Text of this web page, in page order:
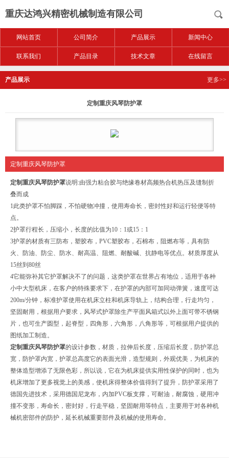
重庆达鸿兴精密机械制造有限公司
网站首页 公司简介 产品展示 新闻中心
联系我们 产品目录 技术文章 在线留言
产品展示 更多>>
定制重庆风琴防护罩
定制重庆风琴防护罩
定制重庆风琴防护罩说明:由强力粘合胶与绝缘卷材高频热合机热压及缝制折
叠而成
1此类护罩不怕脚踩，不怕硬物冲撞，使用寿命长，密封性好和运行轻便等特
点。
2护罩行程长，压缩小，长度的比值为10：1或15：1
3护罩的材质有三防布，塑胶布，PVC塑胶布，石棉布，阻燃布等，具有防
火、防油、防尘、防水、耐高温、阻燃、耐酸碱、抗静电等优点。材质厚度从
15丝到80丝
4它能弥补其它护罩解决不了的问题，这类护罩在世界占有地位，适用于各种
小中大型机床，在客户的特殊要求下，在护罩的内部可加同动弹簧，速度可达
200m/分钟，标准护罩使用在机床立柱和机床导轨上，结构合理，行走均匀，
坚固耐用，根据用户要求，风琴式护罩除生产平面风箱式以外上面可带不锈钢
片，也可生产圆型，起脊型，四角形，六角形，八角形等，可根据用户提供的
图纸加工制造。
定制重庆风琴防护罩的设计参数，材质，拉伸后长度，压缩后长度，防护罩总
宽，防护罩内宽，护罩总高度它的表面光滑，造型规则，外观优美，为机床的
整体造型增添了无限色彩，所以说，它在为机床提供实用性保护的同时，也为
机床增加了更多视觉上的美感，使机床得整体价值得到了提升，防护罩采用了
德国先进技术，采用德国尼龙布，内加PVC板支撑，可耐油，耐腐蚀，硬用冲
撞不变形，寿命长，密封好，行走平稳，坚固耐用等特点，主要用于对各种机
械机密部件的防护，延长机械重要部件及机械的使用寿命。